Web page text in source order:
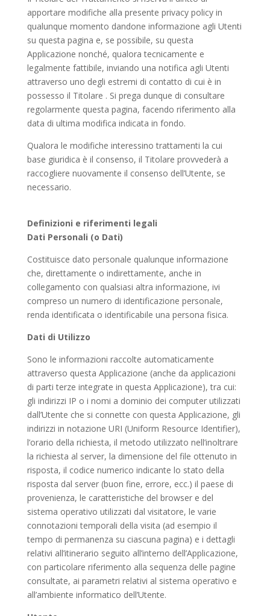
apportare modifiche alla presente privacy policy in
qualunque momento dandone informazione agli Utenti
su questa pagina e, se possibile, su questa
Applicazione nonché, qualora tecnicamente e
legalmente fattibile, inviando una notifica agli Utenti
attraverso uno degli estremi di contatto di cui è in
possesso il Titolare . Si prega dunque di consultare
regolarmente questa pagina, facendo riferimento alla
data di ultima modifica indicata in fondo.
Qualora le modifiche interessino trattamenti la cui
base giuridica è il consenso, il Titolare provvederà a
raccogliere nuovamente il consenso dell’Utente, se
necessario.
Definizioni e riferimenti legali
Dati Personali (o Dati)
Costituisce dato personale qualunque informazione
che, direttamente o indirettamente, anche in
collegamento con qualsiasi altra informazione, ivi
compreso un numero di identificazione personale,
renda identificata o identificabile una persona fisica.
Dati di Utilizzo
Sono le informazioni raccolte automaticamente
attraverso questa Applicazione (anche da applicazioni
di parti terze integrate in questa Applicazione), tra cui:
gli indirizzi IP o i nomi a dominio dei computer utilizzati
dall’Utente che si connette con questa Applicazione, gli
indirizzi in notazione URI (Uniform Resource Identifier),
l’orario della richiesta, il metodo utilizzato nell’inoltrare
la richiesta al server, la dimensione del file ottenuto in
risposta, il codice numerico indicante lo stato della
risposta dal server (buon fine, errore, ecc.) il paese di
provenienza, le caratteristiche del browser e del
sistema operativo utilizzati dal visitatore, le varie
connotazioni temporali della visita (ad esempio il
tempo di permanenza su ciascuna pagina) e i dettagli
relativi all’itinerario seguito all’interno dell’Applicazione,
con particolare riferimento alla sequenza delle pagine
consultate, ai parametri relativi al sistema operativo e
all’ambiente informatico dell’Utente.